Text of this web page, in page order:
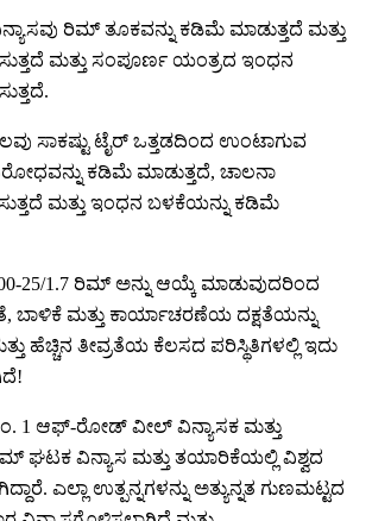
ರಿಮ್ ತೂಕವನ್ನು ಕಡಿಮೆ ಮಾಡುತ್ತದೆ ಮತ್ತು
ಮತ್ತು ಸಂಪೂರ್ಣ ಯಂತ್ರದ ಇಂಧನ
ಸಾಕಷ್ಟು ಟೈರ್ ಒತ್ತಡದಿಂದ ಉಂಟಾಗುವ
ಕಡಿಮೆ ಮಾಡುತ್ತದೆ, ಚಾಲನಾ
ಮತ್ತು ಇಂಧನ ಬಳಕೆಯನ್ನು ಕಡಿಮೆ
25/1.7 ರಿಮ್ ಅನ್ನು ಆಯ್ಕೆ ಮಾಡುವುದರಿಂದ
ಬಾಳಿಕೆ ಮತ್ತು ಕಾರ್ಯಾಚರಣೆಯ ದಕ್ಷತೆಯನ್ನು
ಹೆಚ್ಚಿನ ತೀವ್ರತೆಯ ಕೆಲಸದ ಪರಿಸ್ಥಿತಿಗಳಲ್ಲಿ ಇದು
1 ಆಫ್-ರೋಡ್ ವೀಲ್ ವಿನ್ಯಾಸಕ ಮತ್ತು
ಘಟಕ ವಿನ್ಯಾಸ ಮತ್ತು ತಯಾರಿಕೆಯಲ್ಲಿ ವಿಶ್ವದ
ಎಲ್ಲಾ ಉತ್ಪನ್ನಗಳನ್ನು ಅತ್ಯುನ್ನತ ಗುಣಮಟ್ಟದ